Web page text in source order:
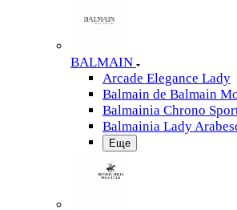
BALMAIN
Arcade Elegance Lady
Balmain de Balmain
Balmainia Chrono
Balmainia Lady
Еще